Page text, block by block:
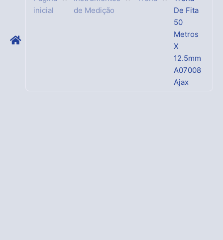
inicial
de Medição
De Fita
50
Metros
X
12.5mm
A07008
Ajax